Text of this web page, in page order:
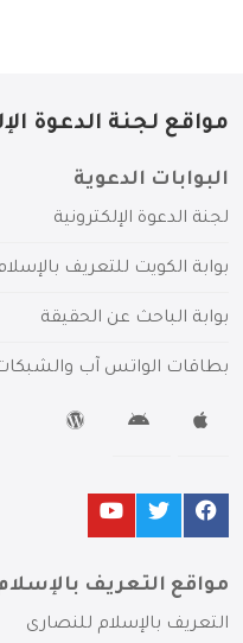
مواقع لجنة الدعوة
البوابات الدعوية
لجنة الدعوة الإلكترونية
بوابة الكويت للتعريف
بوابة الباحث عن الحقيقة
بطاقات الواتس آب والشبكات
مواقع التعريف
التعريف بالإسلام للنصارى